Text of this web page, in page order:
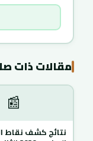
مقالات ذات
📰
نتائج كشف نقاط